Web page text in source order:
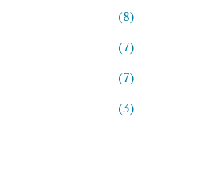
(8)
(7)
(7)
(3)